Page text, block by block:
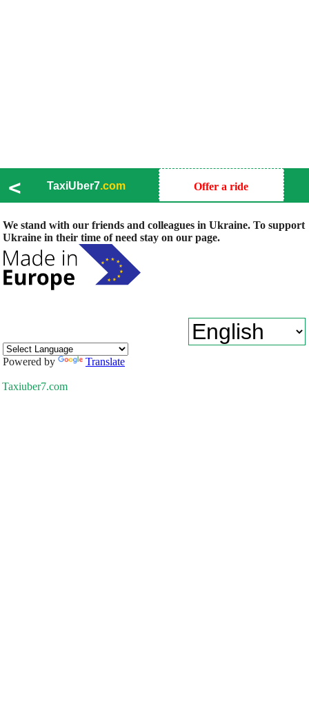
< TaxiUber7.com Offer a ride
We stand with our friends and colleagues in Ukraine. To support
Ukraine in their time of need stay on our page.
Powered by Translate
Taxiuber7.com